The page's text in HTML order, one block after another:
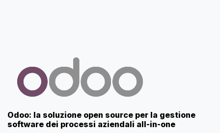
Odoo: la soluzione open source per la gestione
software dei processi aziendali all-in-one